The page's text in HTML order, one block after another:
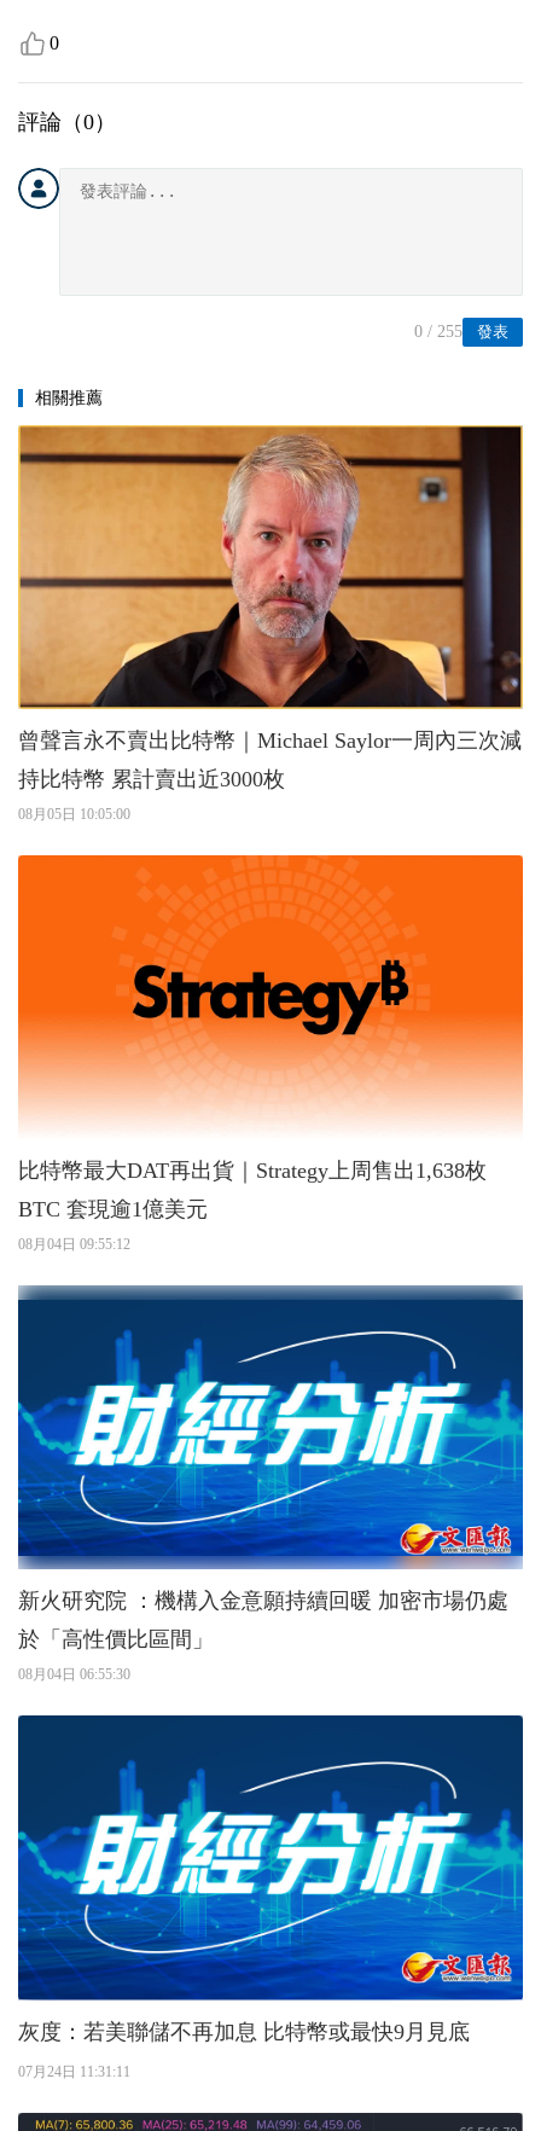
0
評論（0）
發表
0 / 255
相關推薦
曾聲言永不賣出比特幣｜Michael Saylor一周內三次減
持比特幣 累計賣出近3000枚
08月05日 10:05:00
比特幣最大DAT再出貨｜Strategy上周售出1,638枚
BTC 套現逾1億美元
08月04日 09:55:12
新火研究院 ：機構入金意願持續回暖 加密市場仍處
於「高性價比區間」
08月04日 06:55:30
灰度：若美聯儲不再加息 比特幣或最快9月見底
07月24日 11:31:11